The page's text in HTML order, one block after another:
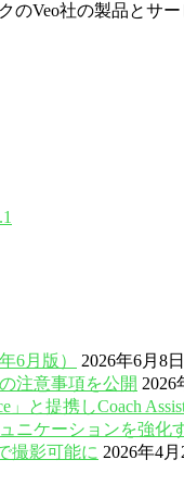
のVeo社の製品とサ
6月版）
2026年6月8日
注意事項を公開 2026
」と提携しCoach
ニケーションを強化
撮影可能に 2026年4月